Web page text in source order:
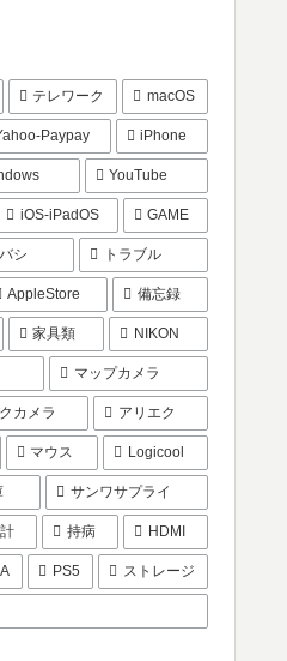
テレワーク macOS
Paypay iPhone
YouTube
iOS-iPadOS GAME
シ トラブル
AppleStore 備忘録
家具類 NIKON
マップカメラ
カメラ アリエク
マウス Logicool
サンワサプライ
持病 HDMI
PS5 ストレージ